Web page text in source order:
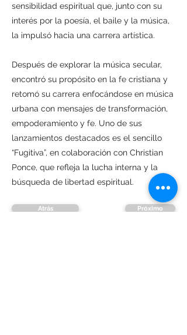
sensibilidad espiritual que, junto con su
interés por la poesía, el baile y la música,
la impulsó hacia una carrera artística.
Después de explorar la música secular,
encontró su propósito en la fe cristiana y
retomó su carrera enfocándose en música
urbana con mensajes de transformación,
empoderamiento y fe. Uno de sus
lanzamientos destacados es el sencillo
“Fugitiva”, en colaboración con Christian
Ponce, que refleja la lucha interna y la
búsqueda de libertad espiritual.
Atrás Próximo